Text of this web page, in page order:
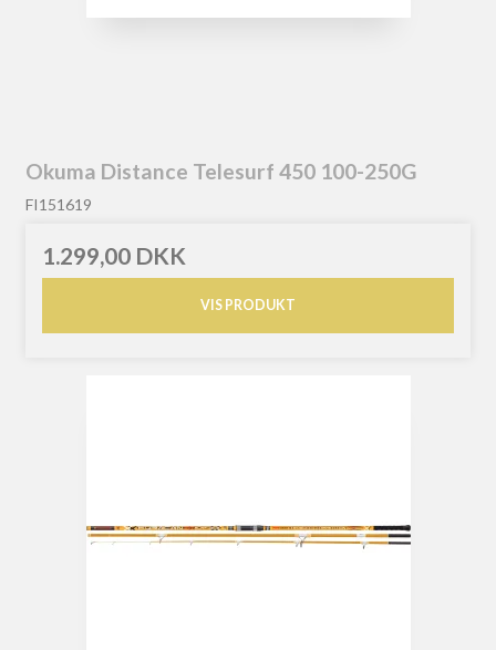
Okuma Distance Telesurf 450 100-250G
FI151619
1.299,00 DKK
VIS PRODUKT